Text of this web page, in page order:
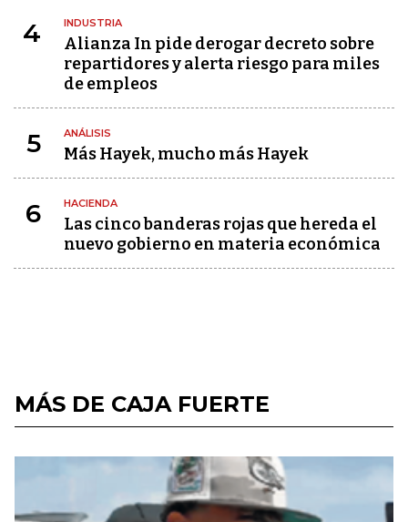
4 INDUSTRIA
Alianza In pide derogar decreto sobre
repartidores y alerta riesgo para miles
de empleos
5 ANÁLISIS
Más Hayek, mucho más Hayek
6 HACIENDA
Las cinco banderas rojas que hereda el
nuevo gobierno en materia económica
MÁS DE CAJA FUERTE